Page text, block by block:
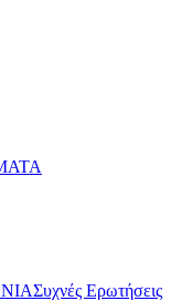
Συχνές Ερωτήσεις